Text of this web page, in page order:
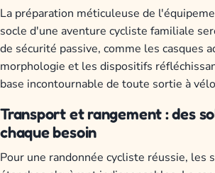
La préparation méticuleuse de
socle d'une aventure cycliste familiale
de sécurité passive, comme les casques
morphologie et les dispositifs
base incontournable de toute sortie à
Transport et rangement : des
chaque besoin
Pour une randonnée cycliste réussie, les